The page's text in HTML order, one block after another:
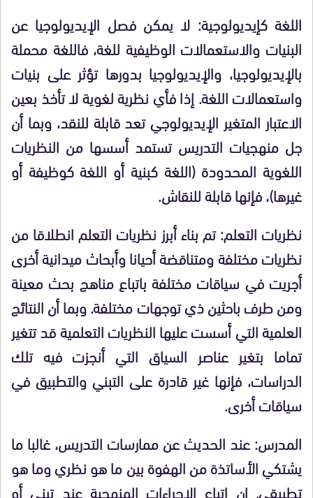
اللغة كإيديولوجية: لا يمكن فصل الإيديولوجيا عن
البنيات والاستعمالات الوظيفية للغة، فاللغة محملة
بالإيديولوجيا، والإيديولوجيا بدورها تؤثر على بنيات
واستعمالات اللغة. إذا فأي نظرية لغوية لا تأخذ بعين
الاعتبار المتغير الإيديولوجي تعد قابلة للنقد، وبما أن
جل منهجيات التدريس تستمد أسسها من النظريات
اللغوية المحدودة (اللغة كبنية أو اللغة كوظيفة أو
غيرها)، فإنها قابلة للنقاش.
نظريات التعلم:تم بناء أبرز نظريات التعلم انطلاقا من
نظريات مختلفة ومتناقضة أحيانا وأبحاث ميدانية أخرى
أجريت في سياقات مختلفة باتباع مناهج بحث معينة
ومن طرف باحثين ذي توجهات مختلفة. وبما أن النتائج
العلمية التي أسست عليها النظريات التعلمية قد تتغير
تماما بتغير عناصر السياق التي أنجزت فيه تلك
الدراسات، فإنها غير قادرة على التبني والتطبيق في
سياقات أخرى.
المدرس:عند الحديث عن ممارسات التدريس، غالبا ما
يشتكي الأساتذة من الهفوة بين ما هو نظري وما هو
تطبيقي. إن اتباع الإجراءات المنهجية عند تبني أو